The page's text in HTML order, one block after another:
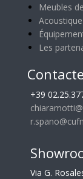
Meubles
Acoustique
Les
+39
Via G.